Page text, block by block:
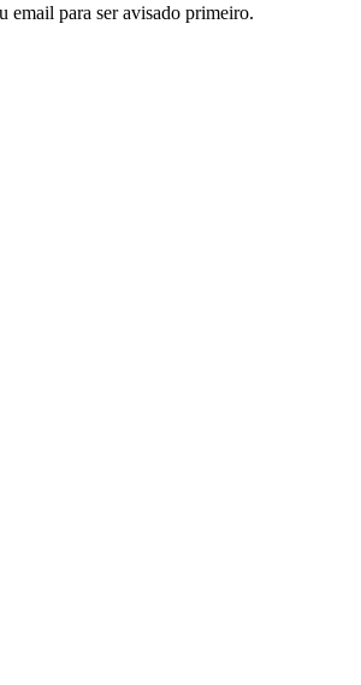
email para ser avisado primeiro.